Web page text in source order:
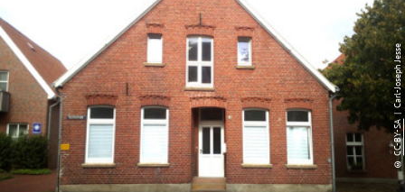
©
CC-BY-SA
| Carl-Joseph Jesse